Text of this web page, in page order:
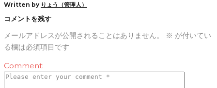
Written by りょう（管理人）
コメントを残す
メールアドレスが公開されることはありません。 ※ が付いてい
る欄は必須項目です
Comment: